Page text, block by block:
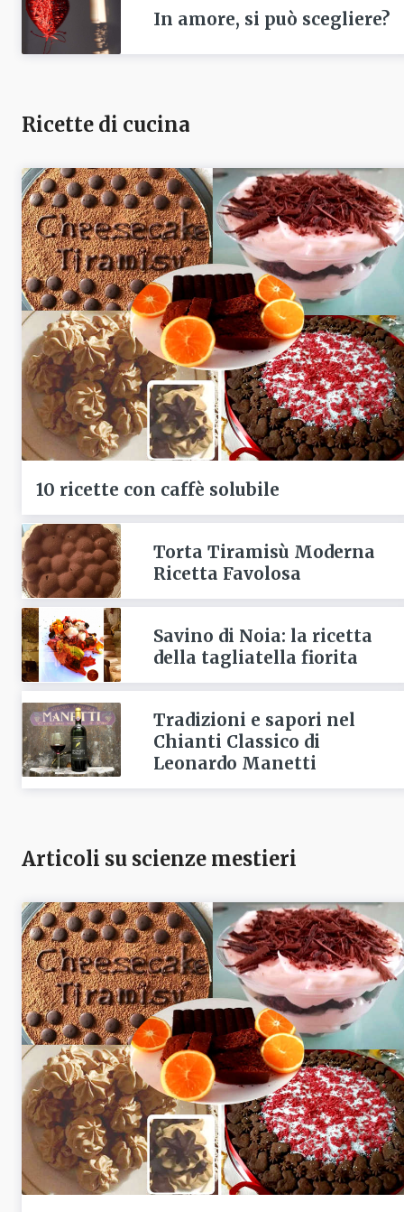
In amore, si può scegliere?
Ricette di cucina
10 ricette con caffè solubile
Torta Tiramisù Moderna
Ricetta Favolosa
Savino di Noia: la ricetta
della tagliatella fiorita
Tradizioni e sapori nel
Chianti Classico di
Leonardo Manetti
Articoli su scienze mestieri